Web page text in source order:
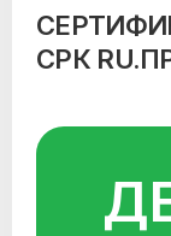
СРК